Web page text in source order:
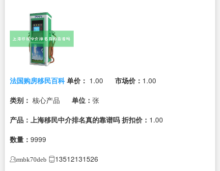
法国购房移民百科 单价： 1.00 市场价： 1.00
类别： 核心产品 单位： 张
产品：上海移民中介排名真的靠谱吗 折扣价： 1.00
数量： 9999
rmbk70deb 13512131526